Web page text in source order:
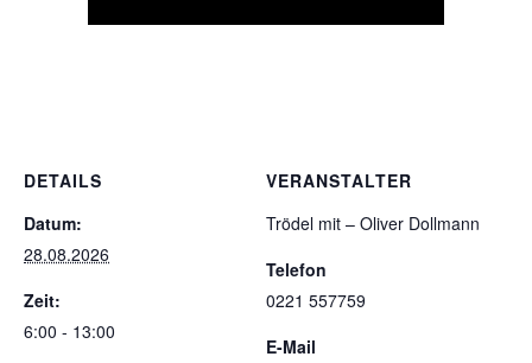
DETAILS
Datum:
28.08.2026
Zeit:
6:00 - 13:00
VERANSTALTER
Trödel mit – Oliver Dollmann
Telefon
0221 557759
E-Mail